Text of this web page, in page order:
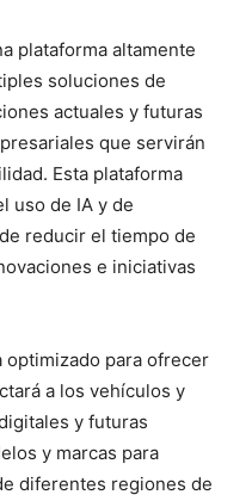
plataforma altamente
soluciones de
actuales y futuras
que servirán
Esta plataforma
uso de IA y de
reducir el tiempo de
e iniciativas
optimizado para ofrecer
a los vehículos y
y futuras
y marcas para
diferentes regiones de